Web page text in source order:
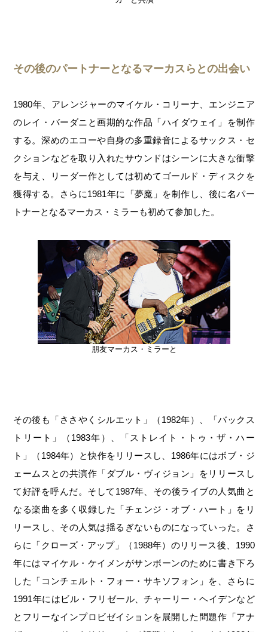
その後のパートナーとなるマーカスらとの出会い
1980年、アレンジャーのマイケル・コリーナ、エンジニア
のレイ・バーダニと画期的な作品「ハイダウェイ」を制作
する。深めのエコーや自身の多重録音によるサックス・セ
クションなどを取り入れたサウンドはシーンに大きな衝撃
を与え、リーダー作としては初めてゴールド・ディスクを
獲得する。さらに1981年に「夢魔」を制作し、後に名パー
トナーとなるマーカス・ミラーも初めて参加した。
朋友マーカス・ミラーと
その後も「ささやくシルエット」（1982年）、「バックス
トリート」（1983年）、「ストレイト・トゥ・ザ・ハー
ト」（1984年）と快作をリリースし、1986年にはボブ・ジ
ェームスとの共演作「ダブル・ヴィジョン」をリリースし
て好評を呼んだ。そして1987年、その後ライブの人気曲と
なる楽曲を多く収録した「チェンジ・オブ・ハート」をリ
リースし、その人気は揺るぎないものになっていった。さ
らに「クローズ・アップ」（1988年）のリリース後、1990
年にはマイケル・ケイメンがサンボーンのために書き下ろ
した「コンチェルト・フォー・サキソフォン」を、さらに
1991年にはビル・フリゼール、チャーリー・ヘイデンなど
とフリーなインプロビゼイションを展開した問題作「アナ